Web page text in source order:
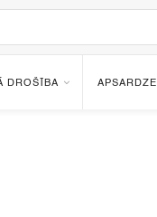
DROŠĪBA APSARDZE